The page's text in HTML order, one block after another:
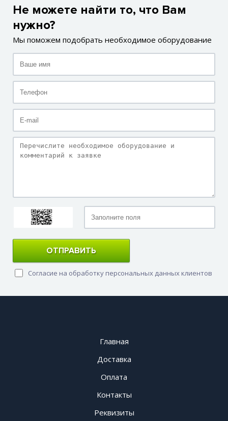
Не можете найти то, что Вам
нужно?
Мы поможем подобрать необходимое оборудование
ОТПРАВИТЬ
Согласие на обработку персональных данных клиентов
Главная
Доставка
Оплата
Контакты
Реквизиты